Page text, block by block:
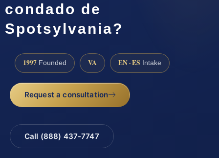
condado de
Spotsylvania?
1997 Founded VA EN · ES Intake
Request a consultation
Call (888) 437-7747